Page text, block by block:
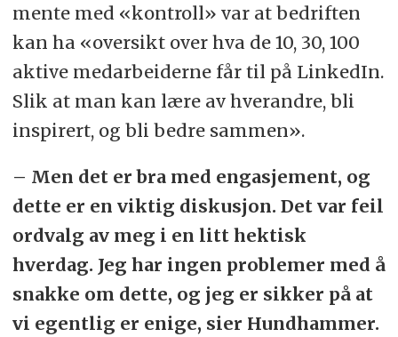
mente med «kontroll» var at bedriften
kan ha «oversikt over hva de 10, 30, 100
aktive medarbeiderne får til på LinkedIn.
Slik at man kan lære av hverandre, bli
inspirert, og bli bedre sammen».
– Men det er bra med engasjement, og
dette er en viktig diskusjon. Det var feil
ordvalg av meg i en litt hektisk
hverdag. Jeg har ingen problemer med å
snakke om dette, og jeg er sikker på at
vi egentlig er enige, sier Hundhammer.